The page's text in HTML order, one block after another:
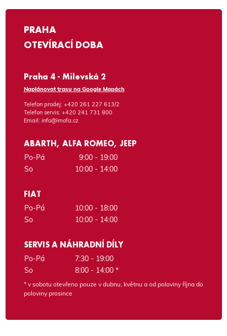
PRAHA
OTEVÍRACÍ DOBA
Praha 4 - Milevská 2
Naplánovat trasu na Google Mapách
Telefon prodej: +420 261 227 613/2
Telefon servis: +420 241 731 800
Email: info@imofa.cz
ABARTH, ALFA ROMEO, JEEP
Po-Pá
9:00 - 19:00
So
10:00 - 14:00
FIAT
Po-Pá
10:00 - 18:00
So
10:00 - 14:00
SERVIS A NÁHRADNÍ DÍLY
Po-Pá
7:30 - 19:00
So
8:00 - 14:00 *
* v sobotu otevřeno pouze v dubnu, květnu a od poloviny října do
poloviny prosince